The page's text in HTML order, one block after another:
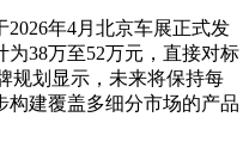
年4月北京车展正式发
38万至52万元，直接对标
规划显示，未来将保持每
构建覆盖多细分市场的产品